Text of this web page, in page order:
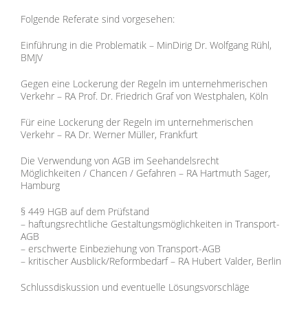
Folgende Referate sind vorgesehen:
Einführung in die Problematik – MinDirig Dr. Wolfgang Rühl,
BMJV
Gegen eine Lockerung der Regeln im unternehmerischen
Verkehr – RA Prof. Dr. Friedrich Graf von Westphalen, Köln
Für eine Lockerung der Regeln im unternehmerischen
Verkehr – RA Dr. Werner Müller, Frankfurt
Die Verwendung von AGB im Seehandelsrecht
Möglichkeiten / Chancen / Gefahren – RA Hartmuth Sager,
Hamburg
§ 449 HGB auf dem Prüfstand
– haftungsrechtliche Gestaltungsmöglichkeiten in Transport-
AGB
– erschwerte Einbeziehung von Transport-AGB
– kritischer Ausblick/Reformbedarf – RA Hubert Valder, Berlin
Schlussdiskussion und eventuelle Lösungsvorschläge